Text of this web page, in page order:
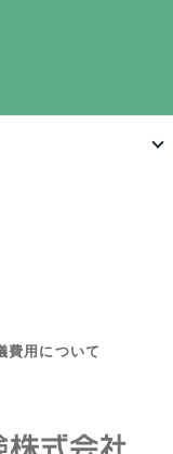
墓-永代供養墓版
費用について